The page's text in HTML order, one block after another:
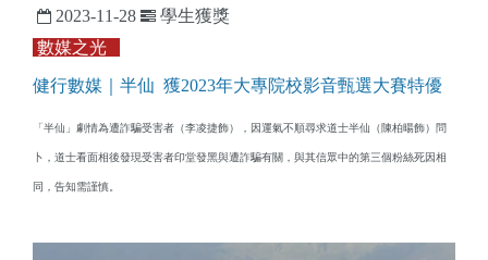
2023-11-28
學生獲獎
數媒之光
健行數媒｜半仙 獲2023年大專院校影音甄選大賽特優
「半仙」劇情為遭詐騙受害者（李凌捷飾），因運氣不順尋求道士半仙（陳柏暘飾）問
卜，道士看面相後發現受害者印堂發黑與遭詐騙有關，與其信眾中的第三個粉絲死因相
同，告知需謹慎。